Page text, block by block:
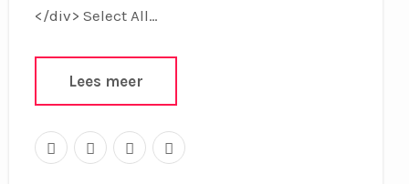
</div> Select All…
Lees meer